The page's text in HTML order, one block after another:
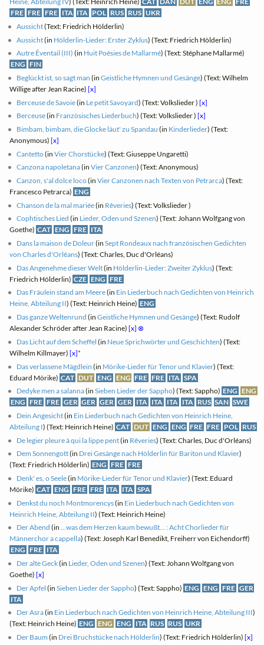
FRE FRE FRE ITA ITA POL RUS RUS UKR
Aussicht(Text: Friedrich Hölderlin)
Aussicht(in Hölderlin-Lieder: Erster Zyklus) (Text: Friedrich Hölderlin)
Autre Éventail (III) (in Huit Poésies de Mallarmé) (Text: Stéphane Mallarmé)
ENG FIN
Beglückt ist, so sagt man (inGeistliche Hymnen und Gesänge) (Text: Wilhelm
Willige after Jean Racine)[x]
Berceuse de Savoie(in Le petit Savoyard) (Text: Volkslieder )[x]
Berceuse(in Französisches Liederbuch) (Text: Volkslieder )[x]
Bimbam, bimbam, die Glocke läut' zu Spandau (in Kinderlieder) (Text:
Anonymous)[x]
Cantetto(inVier Chorstücke) (Text: Giuseppe Ungaretti)
Canzona napoletana(inVier Canzonen) (Text: Anonymous)
Canzon, s'al dolce loco(inVier Canzonen nach Texten von Petrarca) (Text:
Francesco Petrarca) ENG
Chanson de la mal mariée(in Rêveries) (Text: Volkslieder )
Cophtisches Lied (in Lieder, Oden und Szenen) (Text: Johann Wolfgang von
Goethe) CAT ENG FRE ITA
Dans la maison de Doleur(inSept Rondeaux nach französischen Gedichten
von Charles d'Orléans) (Text: Charles, Duc d'Orléans)
Das Angenehme dieser Welt(in Hölderlin-Lieder: Zweiter Zyklus) (Text:
Friedrich Hölderlin) CZE ENG FRE
Das Fräulein stand am Meere(in Ein Liederbuch nach Gedichten von Heinrich
Heine, Abteilung II) (Text: Heinrich Heine) ENG
Das ganze Weltenrund (inGeistliche Hymnen und Gesänge) (Text: Rudolf
Alexander Schröder after Jean Racine)[x] ⊗
Das Licht auf dem Scheffel (in Neue Sprichwörter und Geschichten) (Text:
Wilhelm Killmayer)[x]*
Das verlassene Mägdlein (in Mörike-Lieder für Tenor und Klavier) (Text:
Eduard Mörike) CAT DUT ENG ENG FRE FRE ITA SPA
Dedyke men a salanna(inSieben Lieder der Sappho) (Text: Sappho) ENG ENG
ENG FRE FRE GER GER GER GER ITA ITA ITA ITA RUS SAN SWE
Dein Angesicht(in Ein Liederbuch nach Gedichten von Heinrich Heine,
Abteilung I) (Text: Heinrich Heine) CAT DUT ENG ENG FRE FRE POL RUS
De legier pleure à qui la lippe pent(in Rêveries) (Text: Charles, Duc d'Orléans)
Dem Sonnengott(in Drei Gesänge nach Hölderlin für Bariton und Klavier)
(Text: Friedrich Hölderlin) ENG FRE FRE
Denk' es, o Seele(in Mörike-Lieder für Tenor und Klavier) (Text: Eduard
Mörike) CAT ENG FRE FRE ITA ITA SPA
Denkst du noch Montmorencys(in Ein Liederbuch nach Gedichten von
Heinrich Heine, Abteilung II) (Text: Heinrich Heine)
Der Abend (in...was dem Herzen kaum bewußt... : Acht Chorlieder für
Männerchor a cappella) (Text: Joseph Karl Benedikt, Freiherr von Eichendorff)
ENG FRE ITA
Der alte Geck(in Lieder, Oden und Szenen) (Text: Johann Wolfgang von
Goethe)[x]
Der Apfel (inSieben Lieder der Sappho) (Text: Sappho) ENG ENG FRE GER
ITA
Der Asra(in Ein Liederbuch nach Gedichten von Heinrich Heine, Abteilung III)
(Text: Heinrich Heine) ENG ENG ENG ITA RUS RUS UKR
Der Baum (in Drei Bruchstücke nach Hölderlin) (Text: Friedrich Hölderlin)[x]